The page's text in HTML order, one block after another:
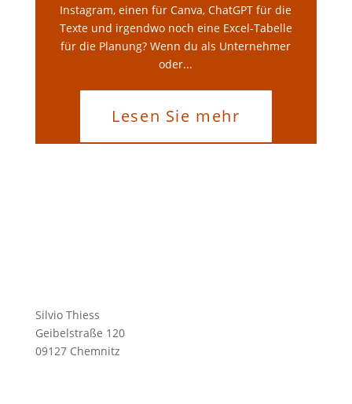
Instagram, einen für Canva, ChatGPT für die
Texte und irgendwo noch eine Excel-Tabelle
für die Planung? Wenn du als Unternehmer
oder...
Lesen Sie mehr
Silvio Thiess
Geibelstraße 120
09127 Chemnitz